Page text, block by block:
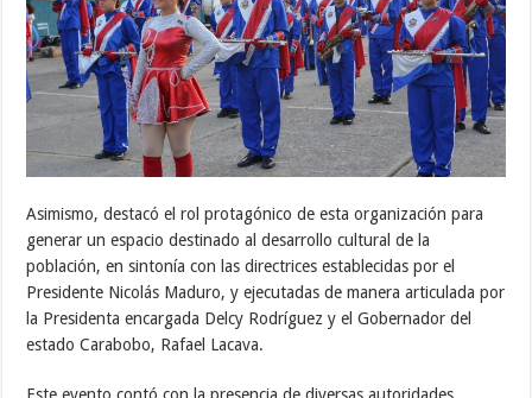
Asimismo, destacó el rol protagónico de esta organización para
generar un espacio destinado al desarrollo cultural de la
población, en sintonía con las directrices establecidas por el
Presidente Nicolás Maduro, y ejecutadas de manera articulada por
la Presidenta encargada Delcy Rodríguez y el Gobernador del
estado Carabobo, Rafael Lacava.
Este evento contó con la presencia de diversas autoridades